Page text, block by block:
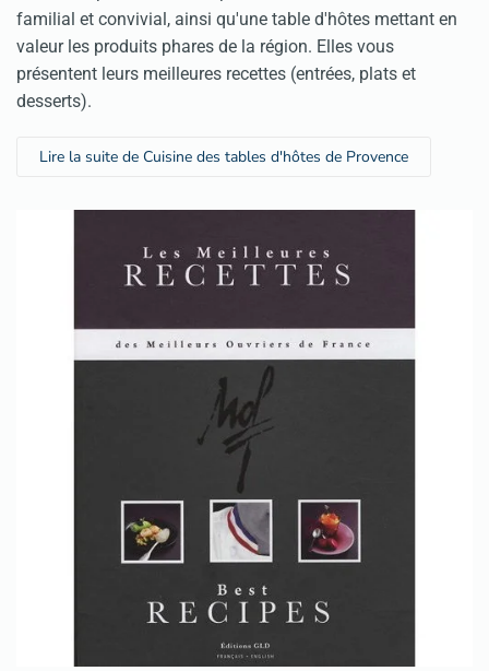
familial et convivial, ainsi qu'une table d'hôtes mettant en
valeur les produits phares de la région. Elles vous
présentent leurs meilleures recettes (entrées, plats et
desserts).
Lire la suite de Cuisine des tables d'hôtes de Provence